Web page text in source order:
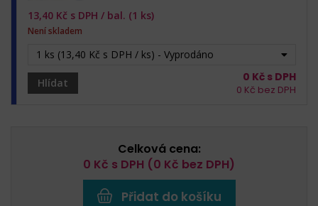
1 ks (13,40 Kč s DPH / ks) - Vyprodáno
Hlídat
13,40 Kč s DPH / bal. (1 ks)
Není skladem
0 Kč s DPH
0 Kč bez DPH
Celková cena:
0 Kč s DPH (0 Kč bez DPH)
Přidat do košíku